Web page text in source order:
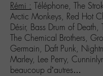
Rémi : Téléphone, The
Arctic Monkeys, Red Hot
Désir, Bass Drum of
The Chemical Brothers,
Germain, Daft Punk,
Marley, Lee Perry,
beaucoup d’autres…